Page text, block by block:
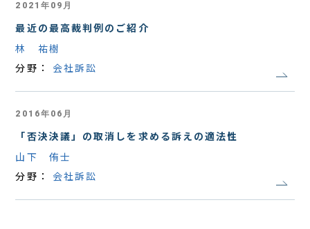
2021年09月
最近の最高裁判例のご紹介
林 祐樹
分野： 会社訴訟
2016年06月
「否決決議」の取消しを求める訴えの適法性
山下 侑士
分野： 会社訴訟